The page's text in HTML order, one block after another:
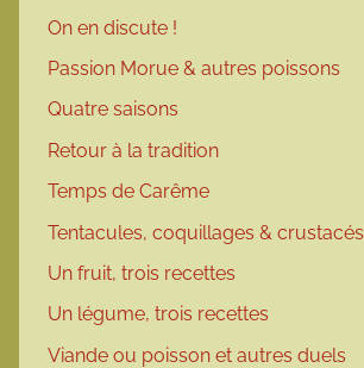
On en discute !
Passion Morue & autres poissons
Quatre saisons
Retour à la tradition
Temps de Carême
Tentacules, coquillages & crustacés
Un fruit, trois recettes
Un légume, trois recettes
Viande ou poisson et autres duels